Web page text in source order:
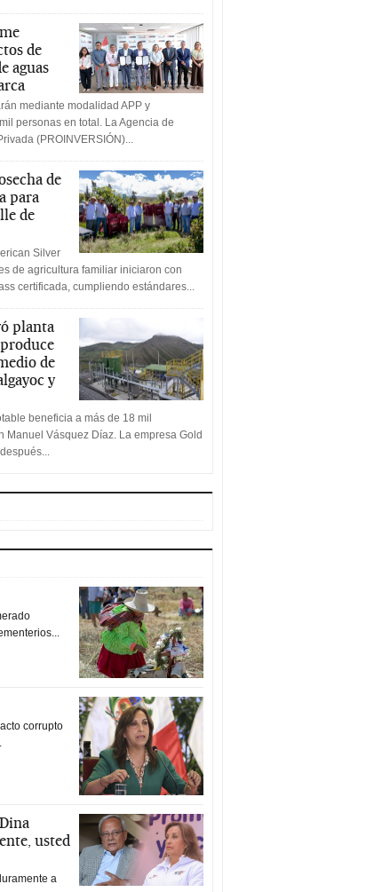
de
aguas
mediante modalidad APP y
personas en total. La Agencia de
(PROINVERSIÓN)...
de
para
de
Silver
de agricultura familiar iniciaron con
certificada, cumpliendo estándares...
planta
de
y
beneficia a más de 18 mil
Manuel Vásquez Díaz. La empresa Gold
corrupto
usted
a